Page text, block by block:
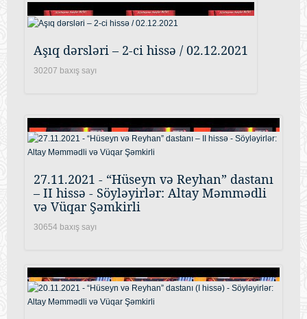
Aşıq dərsləri – 2-ci hissə / 02.12.2021
30207 baxış sayı
27.11.2021 - “Hüseyn və Reyhan” dastanı
– II hissə - Söyləyirlər: Altay Məmmədli
və Vüqar Şəmkirli
30654 baxış sayı